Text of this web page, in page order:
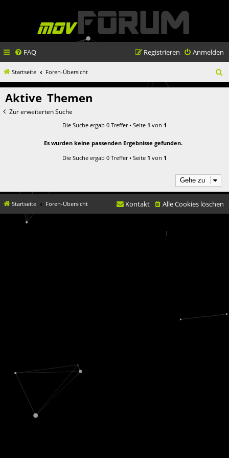
FAQ Anmelden
Registrieren
Startseite Foren-Übersicht
u
Aktive Themen
Zur erweiterten Suche
Die Suche ergab 0 Treffer • Seite 1 von 1
Es wurden keine passenden Ergebnisse gefunden.
Die Suche ergab 0 Treffer • Seite 1 von 1
Gehe zu
Startseite Foren-Übersicht Alle Cookies löschen
Kontakt
|